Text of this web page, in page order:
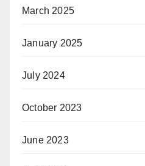
March 2025
January 2025
July 2024
October 2023
June 2023